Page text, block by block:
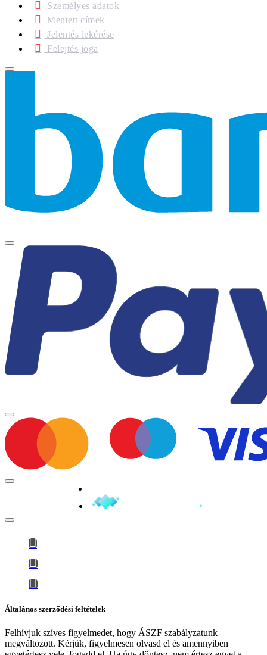
Személyes adatok
Mentett címek
Jelentés lekérése
Felejtés joga
Általános szerződési feltételek
Felhívjuk szíves figyelmedet, hogy ÁSZF szabályzatunk
megváltozott. Kérjük, figyelmesen olvasd el és amennyiben